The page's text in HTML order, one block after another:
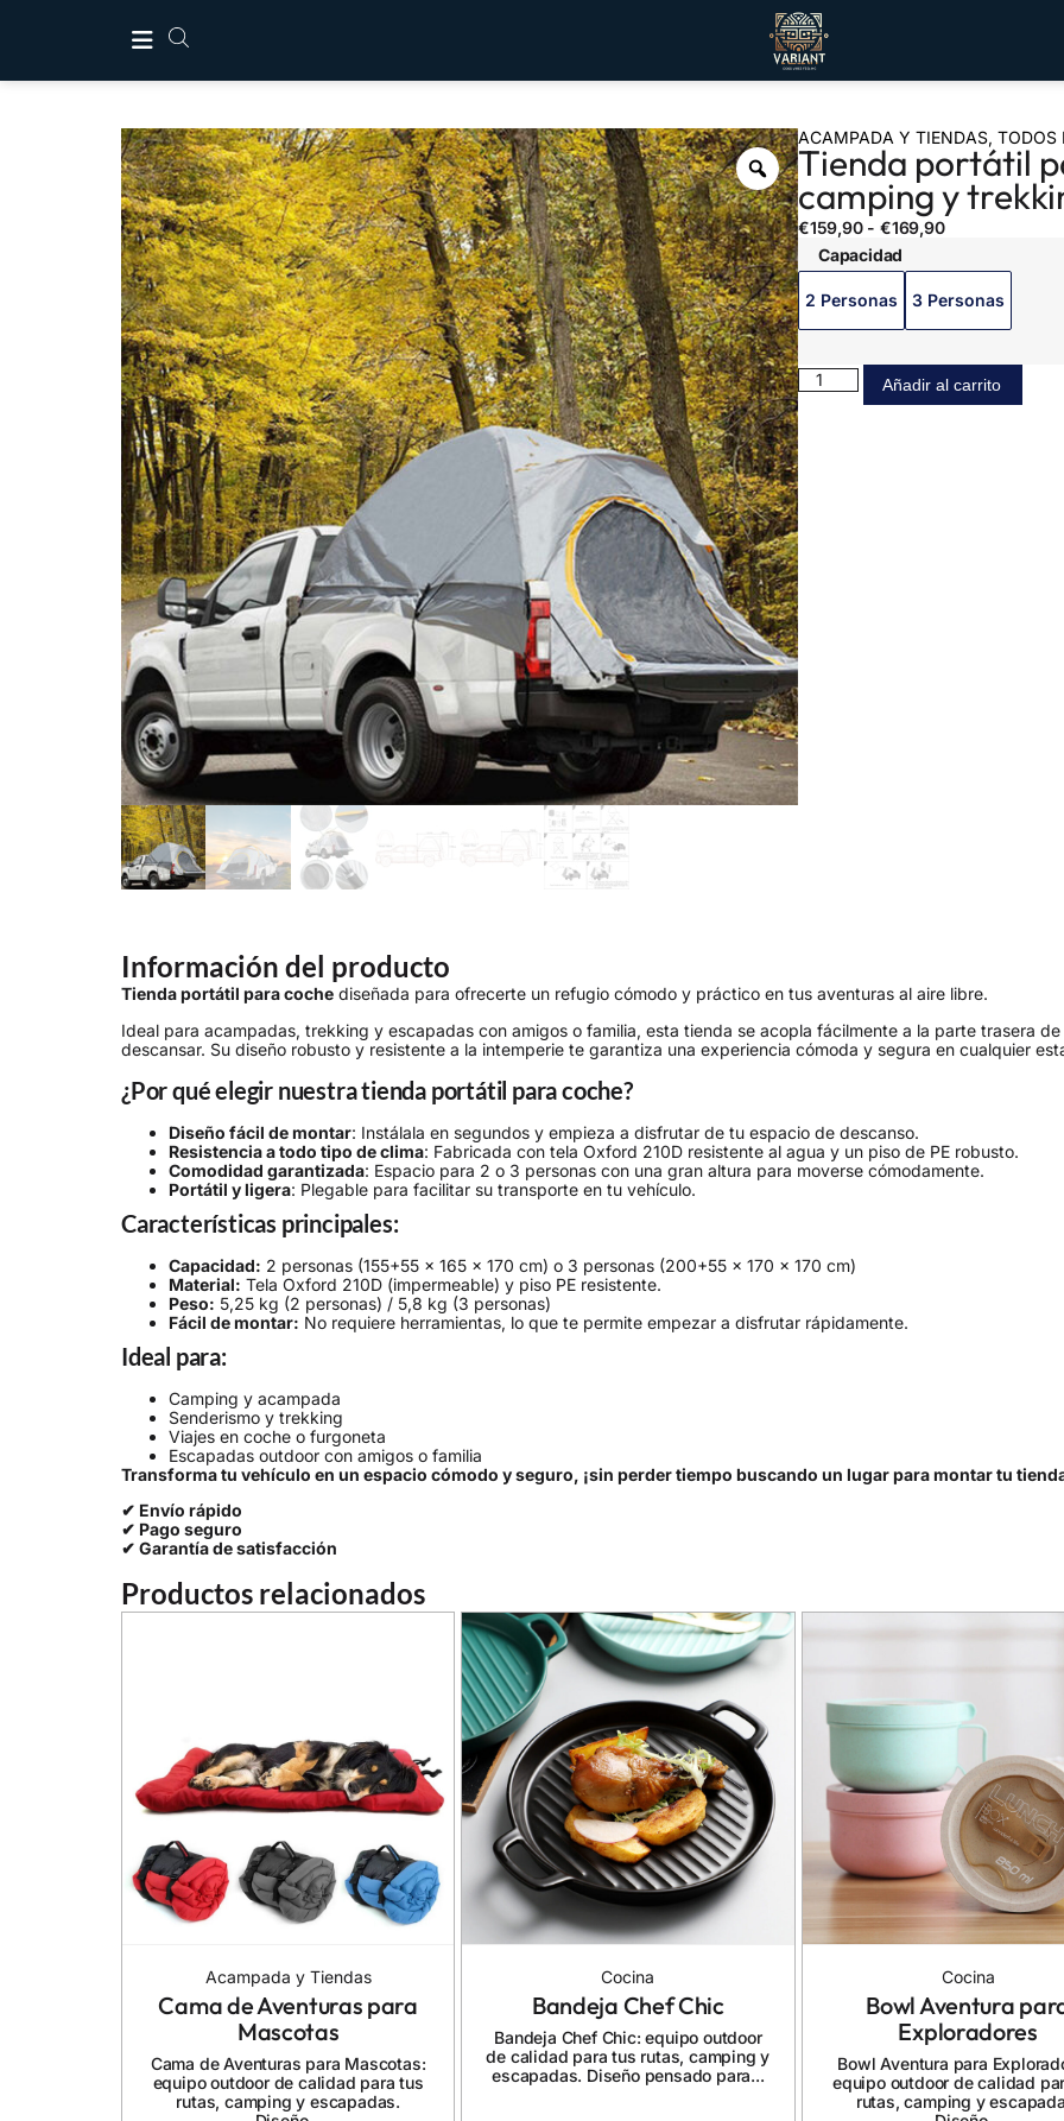
ACAMPADA Y TIENDAS, TODOS
Tienda portátil
camping y
€159,90 - €169,90
Capacidad
2 Personas 3 Personas
Añadir al carrito
Información del producto
Tienda portátil para coche diseñada para ofrecerte un refugio cómodo y práctico en tus aventuras al aire libre.
Ideal para acampadas, trekking y escapadas con amigos o familia, esta tienda se acopla fácilmente a la parte trasera
descansar. Su diseño robusto y resistente a la intemperie te garantiza una experiencia cómoda y segura en cualquier
¿Por qué elegir nuestra tienda portátil para coche?
Diseño fácil de montar: Instálala en segundos y empieza a disfrutar de tu espacio de descanso.
Resistencia a todo tipo de clima: Fabricada con tela Oxford 210D resistente al agua y un piso de PE robusto.
Comodidad garantizada: Espacio para 2 o 3 personas con una gran altura para moverse cómodamente.
Portátil y ligera: Plegable para facilitar su transporte en tu vehículo.
Características principales:
Capacidad: 2 personas (155+55 x 165 x 170 cm) o 3 personas (200+55 x 170 x 170 cm)
Material: Tela Oxford 210D (impermeable) y piso PE resistente.
Peso: 5,25 kg (2 personas) / 5,8 kg (3 personas)
Fácil de montar: No requiere herramientas, lo que te permite empezar a disfrutar rápidamente.
Ideal para:
Camping y acampada
Senderismo y trekking
Viajes en coche o furgoneta
Escapadas outdoor con amigos o familia
Transforma tu vehículo en un espacio cómodo y seguro, ¡sin perder tiempo buscando un lugar para montar tu
✔ Envío rápido
✔ Pago seguro
✔ Garantía de satisfacción
Productos relacionados
Acampada y Tiendas
Cama de Aventuras para
Mascotas
Cama de Aventuras para Mascotas:
equipo outdoor de calidad para tus
rutas, camping y escapadas.
Cocina
Bandeja Chef Chic
Bandeja Chef Chic: equipo outdoor
de calidad para tus rutas, camping y
escapadas. Diseño pensado para...
Cocina
Bowl Aventura
Exploradores
Bowl Aventura para
equipo outdoor de calidad
rutas, camping y